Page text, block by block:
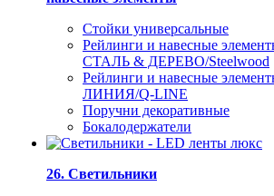
Стойки универсальные
Рейлинги и навесные
СТАЛЬ & ДЕРЕВО/Steelwood
Рейлинги и навесные
ЛИНИЯ/Q-LINE
Поручни декоративные
Бокалодержатели
26. Светильники